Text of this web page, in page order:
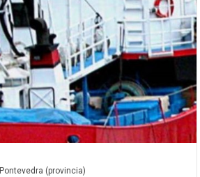
Pontevedra (provincia)